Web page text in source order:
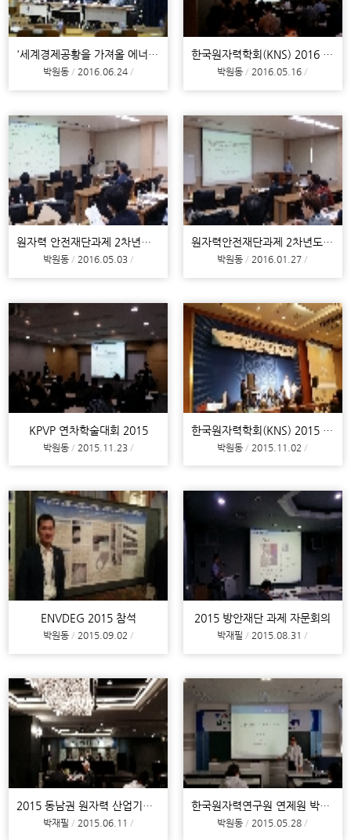
'세계경제공황을 가져올 에너지 경제대란' 포럼 참여 (전문가 패널)
박원동 2016.06.24
한국원자력학회(KNS) 2016 춘계학술발표회 참석
박원동 2016.05.16
원자력 안전재단과제 2차년도 진도회의 (2차)
박원동 2016.05.03
원자력안전재단과제 2차년도 진도회의 (1차)
박원동 2016.01.27
KPVP 연차학술대회 2015
박원동 2015.11.23
한국원자력학회(KNS) 2015 추계학술발표회
박원동 2015.11.02
ENVDEG 2015 참석
박원동 2015.09.02
2015 방안재단 과제 자문회의
박재필 2015.08.31
2015 동남권 원자력 산업기술 포럼
박재필 2015.06.11
한국원자력연구원 연제원 박사님 특별강연(15/05/19)
박원동 2015.05.28